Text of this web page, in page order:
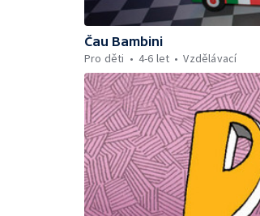
Čau Bambini
Pro děti
4-6 let Vzdělávací